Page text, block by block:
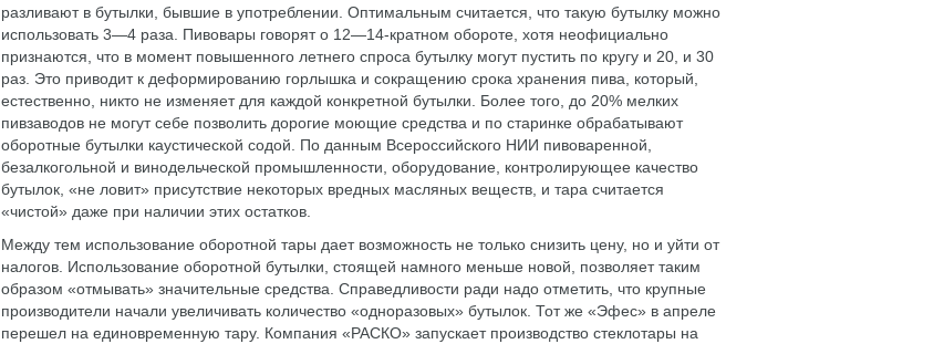
разливают в бутылки, бывшие в употреблении. Оптимальным считается, что такую бутылку можно
использовать 3—4 раза. Пивовары говорят о 12—14-кратном обороте, хотя неофициально
признаются, что в момент повышенного летнего спроса бутылку могут пустить по кругу и 20, и 30
раз. Это приводит к деформированию горлышка и сокращению срока хранения пива, который,
естественно, никто не изменяет для каждой конкретной бутылки. Более того, до 20% мелких
пивзаводов не могут себе позволить дорогие моющие средства и по старинке обрабатывают
оборотные бутылки каустической содой. По данным Всероссийского НИИ пивоваренной,
безалкогольной и винодельческой промышленности, оборудование, контролирующее качество
бутылок, «не ловит» присутствие некоторых вредных масляных веществ, и тара считается
«чистой» даже при наличии этих остатков.
Между тем использование оборотной тары дает возможность не только снизить цену, но и уйти от
налогов. Использование оборотной бутылки, стоящей намного меньше новой, позволяет таким
образом «отмывать» значительные средства. Справедливости ради надо отметить, что крупные
производители начали увеличивать количество «одноразовых» бутылок. Тот же «Эфес» в апреле
перешел на единовременную тару. Компания «РАСКО» запускает производство стеклотары на